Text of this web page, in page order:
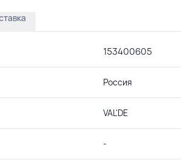
153400605
Россия
VAL'DE
-